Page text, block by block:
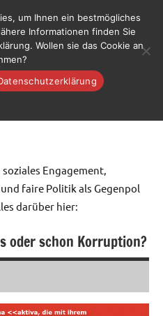
Jetzt mitmachen
Engagement,
faire Politik als Gegenpol
darüber hier:
oder schon Korruption?
um Ihnen ein bestmögliches
Informationen finden Sie
Wollen sie das Cookie an